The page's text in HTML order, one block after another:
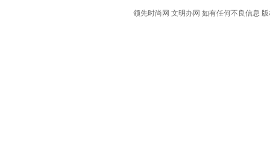
领先时尚网 文明办网 如有任何不良信息